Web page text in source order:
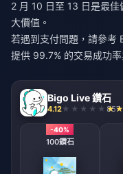
2 月 10 日至 13 日是最
大價值。
若遇到支付問題，請參考
提供 99.7% 的交易成功
Bigo Live 鑽石
4.12 857
-40%
100鑽石